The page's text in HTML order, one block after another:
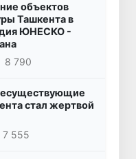
объектов
Ташкента в
ЮНЕСКО -
8 790
стал жертвой
7 555